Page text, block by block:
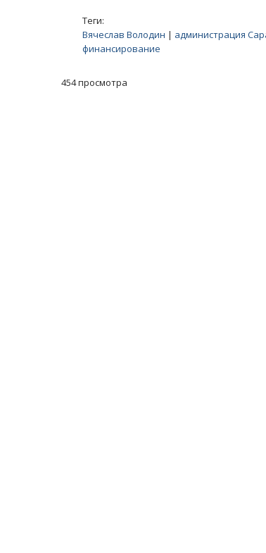
Теги:
Вячеслав Володин | администрация
финансирование
454 просмотра